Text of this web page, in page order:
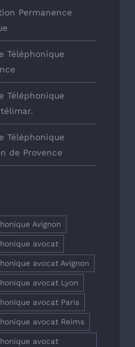
Permanence
Téléphonique
Téléphonique
Téléphonique
de Provence
Avignon
avocat
avocat Avignon
avocat Lyon
avocat Paris
avocat Reims
avocat